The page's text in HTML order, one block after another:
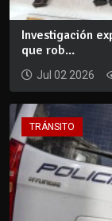
Investigación
que rob...
Jul 02 2026
TRÁNSITO